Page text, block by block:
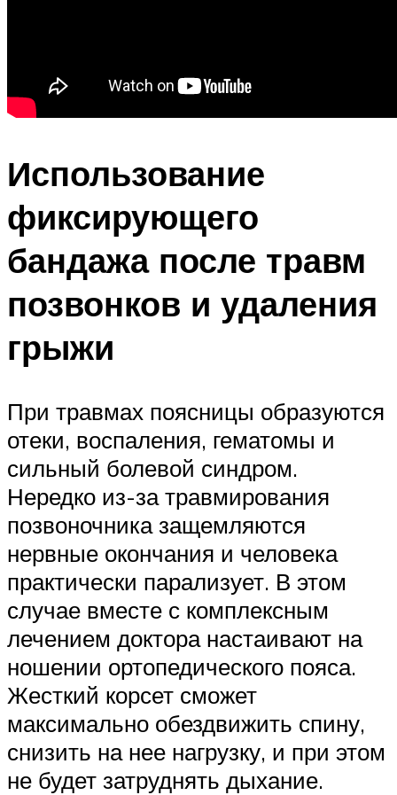
Использование
фиксирующего
бандажа после травм
позвонков и удаления
грыжи
При травмах поясницы образуются
отеки, воспаления, гематомы и
сильный болевой синдром.
Нередко из-за травмирования
позвоночника защемляются
нервные окончания и человека
практически парализует. В этом
случае вместе с комплексным
лечением доктора настаивают на
ношении ортопедического пояса.
Жесткий корсет сможет
максимально обездвижить спину,
снизить на нее нагрузку, и при этом
не будет затруднять дыхание.